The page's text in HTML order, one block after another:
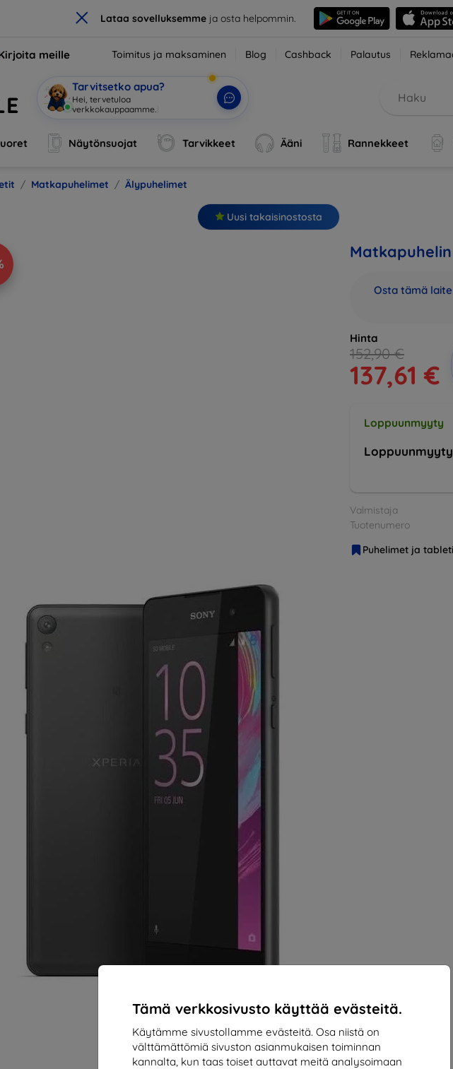
× Lataa sovelluksemmeja osta helpommin.
Tämä verkkosivusto käyttää evästeitä.
Käytämme sivustollamme evästeitä. Osa niistä on
välttämättömiä sivuston asianmukaisen toiminnan
kannalta, kun taas toiset auttavat meitä analysoimaan
meille Toimitus ja maksaminen Blog Cashback Palautus
Tarvitsetko apua?
Ol|
Näytönsuojat Tarvikkeet Ääni Rannekkeet
Matkapuhelimet Älypuhelimet
Uusi takaisinostosta
Osta tämä
Hinta
152,90 €
137,61 €
Loppuunmyyty
Loppuunmyyty
Valmistaja
Tuotenumero
Puhelimet ja